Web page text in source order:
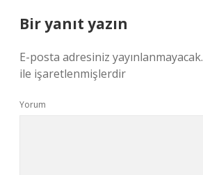
Bir yanıt yazın
E-posta adresiniz yayınlanmayacak.
ile işaretlenmişlerdir
Yorum